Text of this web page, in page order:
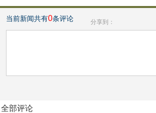
当前新闻共有0条评论 分享到：
全部评论